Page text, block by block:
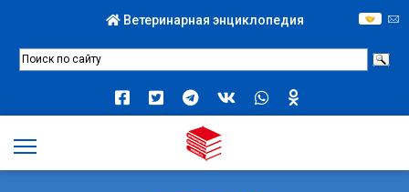
Ветеринарная энциклопедия